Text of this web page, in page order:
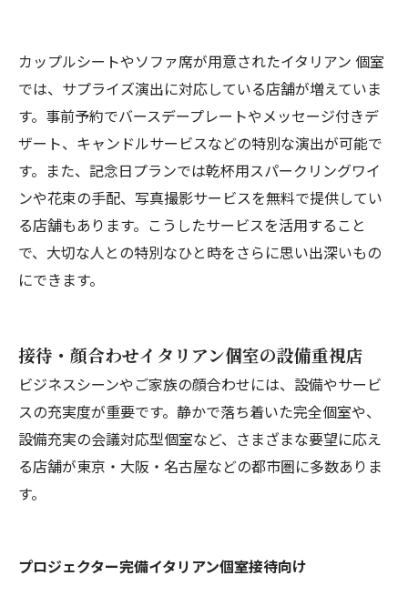
カップルシートやソファ席が用意されたイタリアン 個室
では、サプライズ演出に対応している店舗が増えていま
す。事前予約でバースデープレートやメッセージ付きデ
ザート、キャンドルサービスなどの特別な演出が可能で
す。また、記念日プランでは乾杯用スパークリングワイ
ンや花束の手配、写真撮影サービスを無料で提供してい
る店舗もあります。こうしたサービスを活用すること
で、大切な人との特別なひと時をさらに思い出深いもの
にできます。
接待・顔合わせイタリアン個室の設備重視店
ビジネスシーンやご家族の顔合わせには、設備やサービ
スの充実度が重要です。静かで落ち着いた完全個室や、
設備充実の会議対応型個室など、さまざまな要望に応え
る店舗が東京・大阪・名古屋などの都市圏に多数ありま
す。
プロジェクター完備イタリアン個室接待向け